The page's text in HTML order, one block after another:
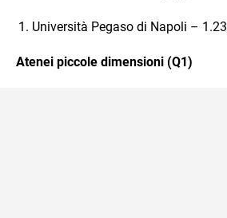
Università Pegaso di Napoli – 1.23
Atenei piccole dimensioni (Q1)